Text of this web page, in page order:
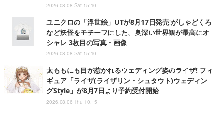
2026.08.08 Sat 15:10
ユニクロの「浮世絵」UTが8月17日発売!がしゃどくろ
など妖怪をモチーフにした、奥深い世界観が最高にオ
シャレ 3枚目の写真・画像
2026.08.08 Sat 15:10
太ももにも目が惹かれるウェディング姿のライザ! フィ
ギュア「ライザ(ライザリン・シュタウト)ウェディン
グStyle」が8月7日より予約受付開始
2026.08.06 Thu 10:15